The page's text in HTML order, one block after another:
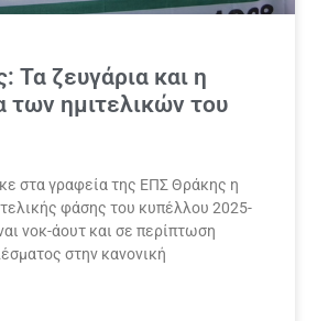
Τα ζευγάρια και η
των ημιτελικών του
στα γραφεία της ΕΠΣ Θράκης η
φάσης του κυπέλλου 2025-
νοκ-άουτ και σε περίπτωση
στην κανονική